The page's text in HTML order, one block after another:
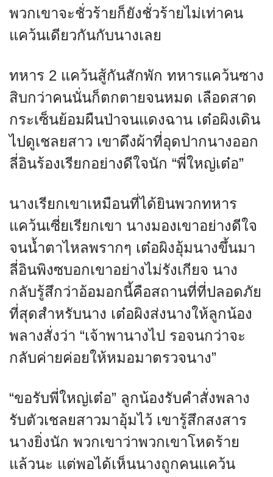
พวกเขาจะชั่วร้ายก็ยังชั่วร้ายไม่เท่าคน
แคว้นเดียวกันกับนางเลย
ทหาร 2 แคว้นสู้กันสักพัก ทหารแคว้นซาง
สิบกว่าคนนั่นก็ตกตายจนหมด เลือดสาด
กระเซ็นย้อมผืนป่าจนแดงฉาน เต๋อผิงเดิน
ไปดูเชลยสาว เขาดึงผ้าที่อุดปากนางออก
ลี่อินร้องเรียกอย่างดีใจนัก “พี่ใหญ่เต๋อ”
นางเรียกเขาเหมือนที่ได้ยินพวกทหาร
แคว้นเซี่ยเรียกเขา นางมองเขาอย่างดีใจ
จนน้ำตาไหลพรากๆ เต๋อผิงอุ้มนางขึ้นมา
ลี่อินพิงซบอกเขาอย่างไม่รังเกียจ นาง
กลับรู้สึกว่าอ้อมอกนี้คือสถานที่ที่ปลอดภัย
ที่สุดสำหรับนาง เต๋อผิงส่งนางให้ลูกน้อง
พลางสั่งว่า “เจ้าพานางไป รอจนกว่าจะ
กลับค่ายค่อยให้หมอมาตรวจนาง”
“ขอรับพี่ใหญ่เต๋อ” ลูกน้องรับคำสั่งพลาง
รับตัวเชลยสาวมาอุ้มไว้ เขารู้สึกสงสาร
นางยิ่งนัก พวกเขาว่าพวกเขาโหดร้าย
แล้วนะ แต่พอได้เห็นนางถูกคนแคว้น